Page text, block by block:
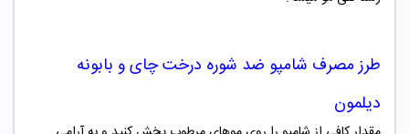
طرز مصرف شامپو ضد شوره درخت چای و بابونه
دیلمون